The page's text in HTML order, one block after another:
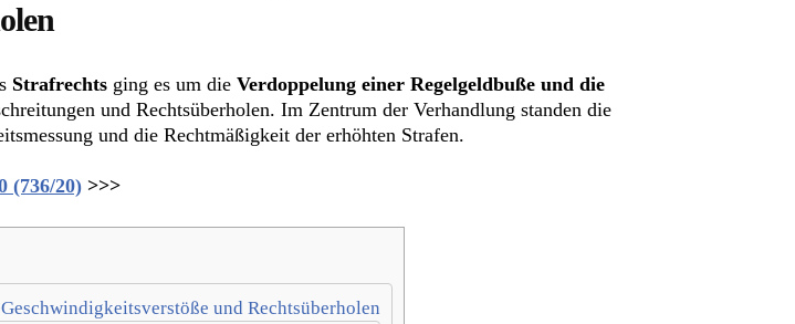
Strafrechts ging es um die Verdoppelung einer Regelgeldbuße und die
und Rechtsüberholen. Im Zentrum der Verhandlung standen die
und die Rechtmäßigkeit der erhöhten Strafen.
(736/20) >>>
und Rechtsüberholen